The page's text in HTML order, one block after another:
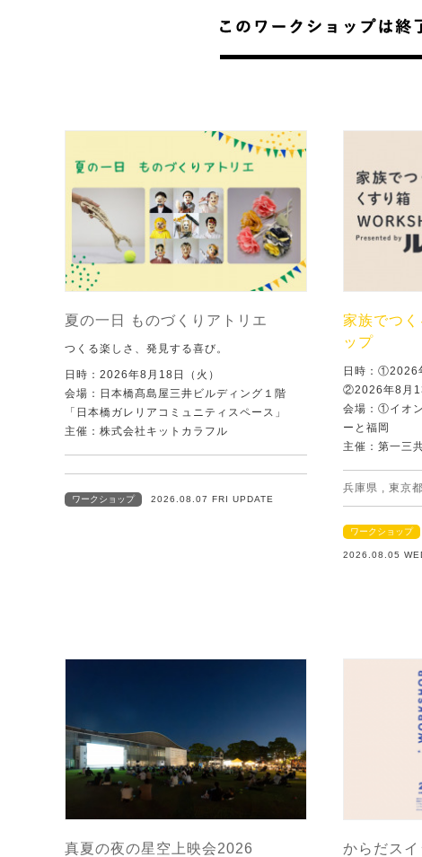
夏の一日 ものづくりアトリエ
つくる楽しさ、発見する喜び。
日時：2026年8月18日（火）
会場：日本橋髙島屋三井ビルディング１階
「日本橋ガレリアコミュニティスペース」
主催：株式会社キットカラフル
ワークショップ 2026.08.07 FRI UPDATE
家族でつ
ップ
日時：①2026
②2026年8月
会場：①イオ
ーと福岡
主催：第一三
兵庫県 東京都
ワークショップ
2026.08.05
真夏の夜の星空上映会2026 からだスイ